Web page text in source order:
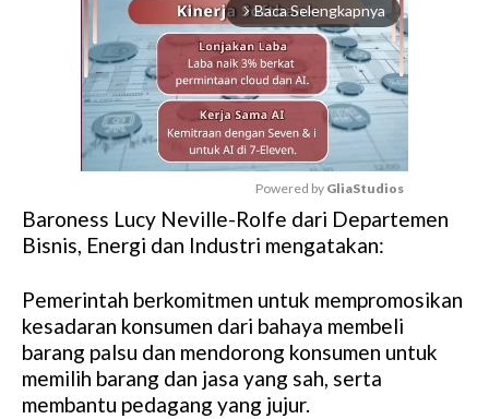
arrow_forward_ios Baca Selengkapnya
M
u
e
Powered by GliaStudios
Baroness Lucy Neville-Rolfe dari Departemen
Bisnis, Energi dan Industri mengatakan:
Pemerintah berkomitmen untuk mempromosikan
kesadaran konsumen dari bahaya membeli
barang palsu dan mendorong konsumen untuk
memilih barang dan jasa yang sah, serta
membantu pedagang yang jujur.